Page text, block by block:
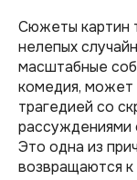
Сюжеты картин
нелепых
масштабные
комедия, может
трагедией со
рассуждениями
Это одна из
возвращаются